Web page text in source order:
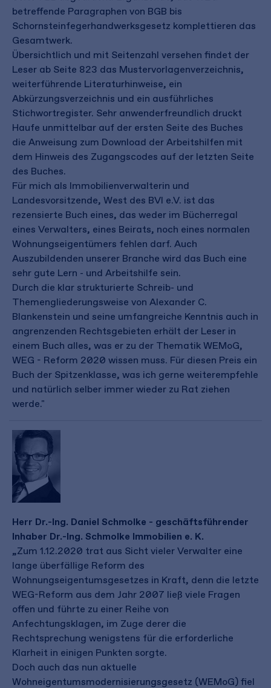
betreffende Paragraphen von BGB bis
Schornsteinfegerhandwerksgesetz komplettieren das
Gesamtwerk.
Übersichtlich und mit Seitenzahl versehen findet der
Leser ab Seite 823 das Mustervorlagenverzeichnis,
weiterführende Literaturhinweise, ein
Abkürzungsverzeichnis und ein ausführliches
Stichwortregister. Sehr anwenderfreundlich druckt
Haufe unmittelbar auf der ersten Seite des Buches
die Anweisung zum Download der Arbeitshilfen mit
dem Hinweis des Zugangscodes auf der letzten Seite
des Buches.
Für mich als Immobilienverwalterin und
Landesvorsitzende, West des BVI e.V. ist das
rezensierte Buch eines, das weder im Bücherregal
eines Verwalters, eines Beirats, noch eines normalen
Wohnungseigentümers fehlen darf. Auch
Auszubildenden unserer Branche wird das Buch eine
sehr gute Lern - und Arbeitshilfe sein.
Durch die klar strukturierte Schreib- und
Themengliederungsweise von Alexander C.
Blankenstein und seine umfangreiche Kenntnis auch in
angrenzenden Rechtsgebieten erhält der Leser in
einem Buch alles, was er zu der Thematik WEMoG,
WEG - Reform 2020 wissen muss. Für diesen Preis ein
Buch der Spitzenklasse, was ich gerne weiterempfehle
und natürlich selber immer wieder zu Rat ziehen
werde."
Herr Dr.-Ing. Daniel Schmolke - geschäftsführender
Inhaber Dr.-Ing. Schmolke Immobilien e. K.
„Zum 1.12.2020 trat aus Sicht vieler Verwalter eine
lange überfällige Reform des
Wohnungseigentumsgesetzes in Kraft, denn die letzte
WEG-Reform aus dem Jahr 2007 ließ viele Fragen
offen und führte zu einer Reihe von
Anfechtungsklagen, im Zuge derer die
Rechtsprechung wenigstens für die erforderliche
Klarheit in einigen Punkten sorgte.
Doch auch das nun aktuelle
Wohneigentumsmodernisierungsgesetz (WEMoG) fiel